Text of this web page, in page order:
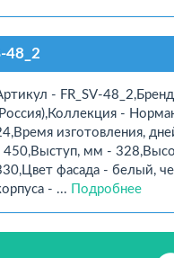
48_2
- FR_SV-
-
изготовления,
450,Выступ, мм -
фасада - белый,
- ...
Подробнее